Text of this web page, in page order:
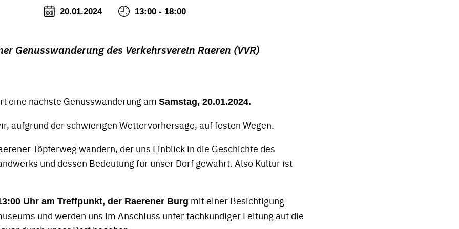
20.01.2024 13:00 - 18:00
Genusswanderung des Verkehrsverein Raeren (VVR)
eine nächste Genusswanderung am Samstag, 20.01.2024.
aufgrund der schwierigen Wettervorhersage, auf festen Wegen.
Töpferweg wandern, der uns Einblick in die Geschichte des
und dessen Bedeutung für unser Dorf gewährt. Also Kultur ist
Uhr am Treffpunkt, der Raerener Burg mit einer Besichtigung
und werden uns im Anschluss unter fachkundiger Leitung auf die